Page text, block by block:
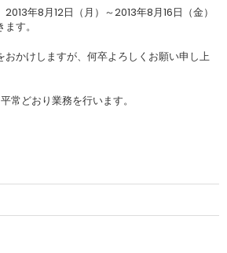
年8月12日（月）～2013年8月16日（金）
す。
おかけしますが、何卒よろしくお願い申し上
常どおり業務を行います。